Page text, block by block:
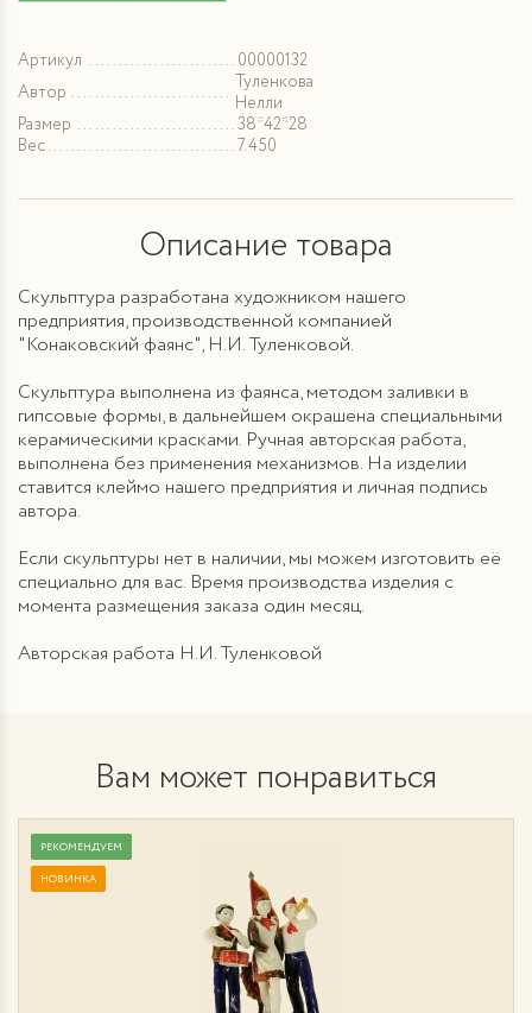
Артикул
00000132
Автор
Туленкова
Нелли
Размер
38*42*28
Вес
7.450
Описание товара
Скульптура разработана художником нашего
предприятия, производственной компанией
"Конаковский фаянс", Н.И. Туленковой.
Скульптура выполнена из фаянса, методом заливки в
гипсовые формы, в дальнейшем окрашена специальными
керамическими красками. Ручная авторская работа,
выполнена без применения механизмов. На изделии
ставится клеймо нашего предприятия и личная подпись
автора.
Если скульптуры нет в наличии, мы можем изготовить её
специально для вас. Время производства изделия с
момента размещения заказа один месяц.
Авторская работа Н.И. Туленковой
Вам может понравиться
РЕКОМЕНДУЕМ
НОВИНКА